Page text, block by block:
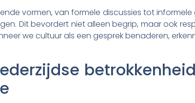
vormen, van formele discussies tot informele
Dit bevordert niet alleen begrip, maar ook
we cultuur als een gesprek benaderen,